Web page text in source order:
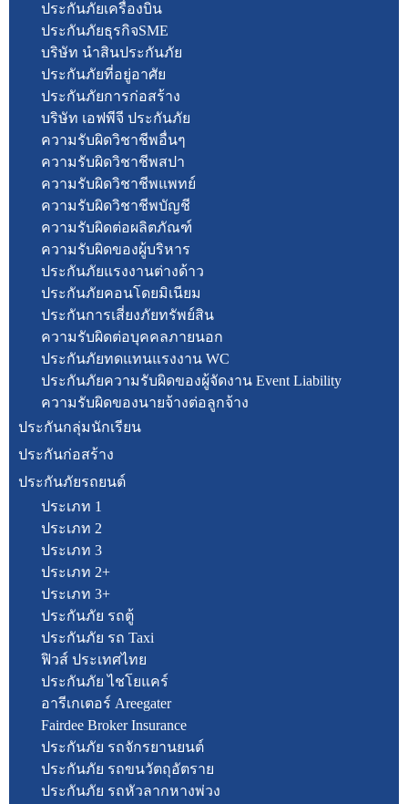
ประกันภัยเครื่องบิน
ประกันภัยธุรกิจSME
บริษัท นำสินประกันภัย
ประกันภัยที่อยู่อาศัย
ประกันภัยการก่อสร้าง
บริษัท เอฟพีจี ประกันภัย
ความรับผิดวิชาชีพอื่นๆ
ความรับผิดวิชาชีพสปา
ความรับผิดวิชาชีพแพทย์
ความรับผิดวิชาชีพบัญชี
ความรับผิดต่อผลิตภัณฑ์
ความรับผิดของผู้บริหาร
ประกันภัยแรงงานต่างด้าว
ประกันภัยคอนโดยมิเนียม
ประกันการเสี่ยงภัยทรัพย์สิน
ความรับผิดต่อบุคคลภายนอก
ประกันภัยทดแทนแรงงาน WC
ประกันภัยความรับผิดของผู้จัดงาน Event Liability
ความรับผิดของนายจ้างต่อลูกจ้าง
ประกันกลุ่มนักเรียน
ประกันก่อสร้าง
ประกันภัยรถยนต์
ประเภท 1
ประเภท 2
ประเภท 3
ประเภท 2+
ประเภท 3+
ประกันภัย รถตู้
ประกันภัย รถ Taxi
ฟิวส์ ประเทศไทย
ประกันภัย ไชโยแคร์
อารีเกเตอร์ Areegater
Fairdee Broker Insurance
ประกันภัย รถจักรยานยนต์
ประกันภัย รถขนวัตถุอัตราย
ประกันภัย รถหัวลากหางพ่วง